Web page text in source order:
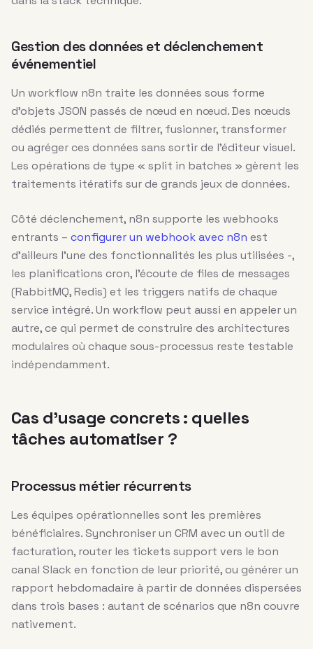
Gestion des données et déclenchement
événementiel
Un workflow n8n traite les données sous forme
d’objets JSON passés de nœud en nœud. Des nœuds
dédiés permettent de filtrer, fusionner, transformer
ou agréger ces données sans sortir de l’éditeur visuel.
Les opérations de type « split in batches » gèrent les
traitements itératifs sur de grands jeux de données.
Côté déclenchement, n8n supporte les webhooks
entrants – configurer un webhook avec n8n est
d’ailleurs l’une des fonctionnalités les plus utilisées -,
les planifications cron, l’écoute de files de messages
(RabbitMQ, Redis) et les triggers natifs de chaque
service intégré. Un workflow peut aussi en appeler un
autre, ce qui permet de construire des architectures
modulaires où chaque sous-processus reste testable
indépendamment.
Cas d’usage concrets : quelles
tâches automatiser ?
Processus métier récurrents
Les équipes opérationnelles sont les premières
bénéficiaires. Synchroniser un CRM avec un outil de
facturation, router les tickets support vers le bon
canal Slack en fonction de leur priorité, ou générer un
rapport hebdomadaire à partir de données dispersées
dans trois bases : autant de scénarios que n8n couvre
nativement.